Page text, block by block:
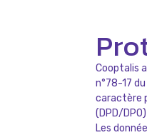
Cooptalis
n°78-17
caractère
(DPD/
Les